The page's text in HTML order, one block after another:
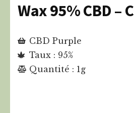
Wax 95% CBD –
CBD Purple
Taux : 95%
Quantité : 1g